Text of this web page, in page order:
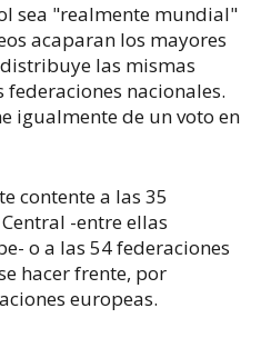
sea "realmente mundial"
acaparan los mayores
las mismas
nacionales.
igualmente de un voto en
contente a las 35
-entre ellas
o a las 54 federaciones
hacer frente, por
europeas.